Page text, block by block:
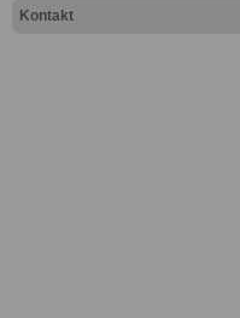
Kontakt